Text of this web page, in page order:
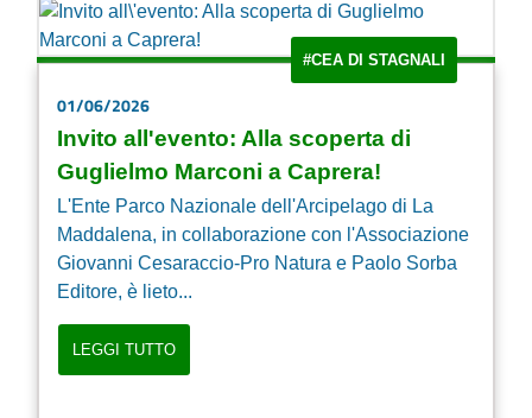
#CEA DI STAGNALI
01/06/2026
Invito all'evento: Alla scoperta di
Guglielmo Marconi a Caprera!
L'Ente Parco Nazionale dell'Arcipelago di La
Maddalena, in collaborazione con l'Associazione
Giovanni Cesaraccio-Pro Natura e Paolo Sorba
Editore, è lieto...
LEGGI TUTTO